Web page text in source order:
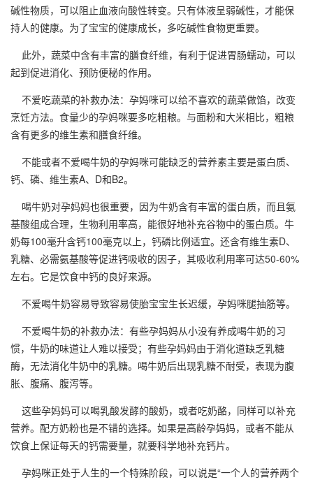
碱性物质，可以阻止血液向酸性转变。只有体液呈弱碱性，才能保
持人的健康。为了宝宝的健康成长，多吃碱性食物更重要。
此外，蔬菜中含有丰富的膳食纤维，有利于促进胃肠蠕动，可以
起到促进消化、预防便秘的作用。
不爱吃蔬菜的补救办法：孕妈咪可以给不喜欢的蔬菜做馅，改变
烹饪方法。食量少的孕妈咪要多吃粗粮。与面粉和大米相比，粗粮
含有更多的维生素和膳食纤维。
不能或者不爱喝牛奶的孕妈咪可能缺乏的营养素主要是蛋白质、
钙、磷、维生素A、D和B2。
喝牛奶对孕妈妈也很重要，因为牛奶含有丰富的蛋白质，而且氨
基酸组成合理，生物利用率高，能很好地补充谷物中的蛋白质。牛
奶每100毫升含钙100毫克以上，钙磷比例适宜。还含有维生素D、
乳糖、必需氨基酸等促进钙吸收的因子，其吸收利用率可达50-60%
左右。它是饮食中钙的良好来源。
不爱喝牛奶容易导致容易使胎宝宝生长迟缓，孕妈咪腿抽筋等。
不爱喝牛奶的补救办法：有些孕妈妈从小没有养成喝牛奶的习
惯，牛奶的味道让人难以接受；有些孕妈妈由于消化道缺乏乳糖
酶，无法消化牛奶中的乳糖。喝牛奶后出现乳糖不耐受，表现为腹
胀、腹痛、腹泻等。
这些孕妈妈可以喝乳酸发酵的酸奶，或者吃奶酪，同样可以补充
营养。配方奶粉也是不错的选择。如果是高龄孕妈妈，或者不能从
饮食上保证每天的钙需要量，就要科学地补充钙片。
孕妈咪正处于人生的一个特殊阶段，可以说是“一个人的营养两个